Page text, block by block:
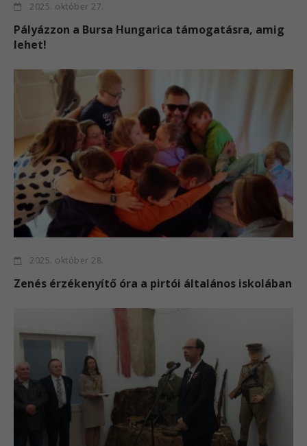
2025. október 27.
Pályázzon a Bursa Hungarica támogatásra, amig
lehet!
2025. október 28.
Zenés érzékenyítő óra a pirtói általános iskolában